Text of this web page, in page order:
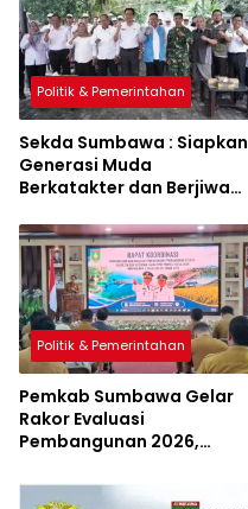
Politik & Pemerintahan
Sekda Sumbawa : Siapkan
Generasi Muda
Berkatakter dan Berjiwa
Politik & Pemerintahan
Pemkab Sumbawa Gelar
Rakor Evaluasi
Pembangunan 2026,
Perubahan Resmi